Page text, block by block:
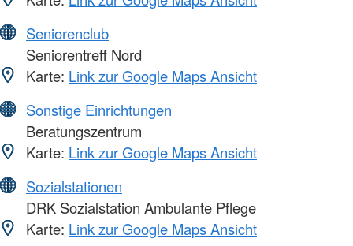
Seniorenclub
Seniorentreff Nord
Karte: Link zur Google Maps Ansicht
Sonstige Einrichtungen
Beratungszentrum
Karte: Link zur Google Maps Ansicht
Sozialstationen
DRK Sozialstation Ambulante Pflege
Karte: Link zur Google Maps Ansicht